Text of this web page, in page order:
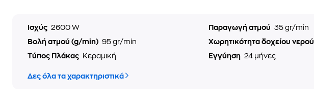
Ισχύς 2600 W Παραγωγή ατμού 35 gr/min
Βολή ατμού (g/min) 95 gr/min Χωρητικότητα δοχείου νερού
Τύπος Πλάκας
Κεραμική Εγγύηση 24 μήνες
Δες όλα τα χαρακτηριστικά